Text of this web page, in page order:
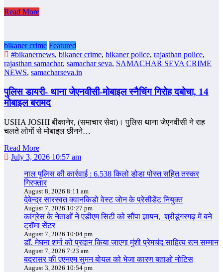
Read More
bikaner crime Featured
#bikanernews, bikaner crime, bikaner police, rajasthan police,
rajasthan samachar, samachar seva, SAMACHAR SEVA CRIME
NEWS, samacharseva.in
पुलिस डायरी- थाना जेएनवीसी-मोबाइल स्नैचिंग गिरोह दबोचा, 14
मोबाइल बरामद
USHA JOSHI बीकानेर, (समाचार सेवा)। पुलिस थाना जेएनवीसी ने राह
चलते लोगों से मोबाइल छीनने…
Read More
July 3, 2026 10:57 am
नाल पुलिस की कार्रवाई : 6.538 किलो डोडा पोस्त सहित तस्कर
गिरफ्तार
August 8, 2026 8:11 am
देवेन्द्र सारस्वत क्वानकिडो वेस्ट जोन के प्रेसीडेंट नियुक्त
August 7, 2026 10:27 pm
कांग्रेस के नेताओं ने एडीएम सिटी को सौंपा ज्ञापन, श्रीडूंगरगढ़ में बने
ट्रॉमा सेंटर
August 7, 2026 10:04 pm
डॉ. मेघना शर्मा को प्रदान किया जाएगा मुंशी प्रेमचंद साहित्य रत्न सम्‍मान
August 7, 2026 7:23 am
बदरासर की एएनएम सुमन बोयल को भेजा कारण बताओ नोटिस
August 3, 2026 10:54 pm